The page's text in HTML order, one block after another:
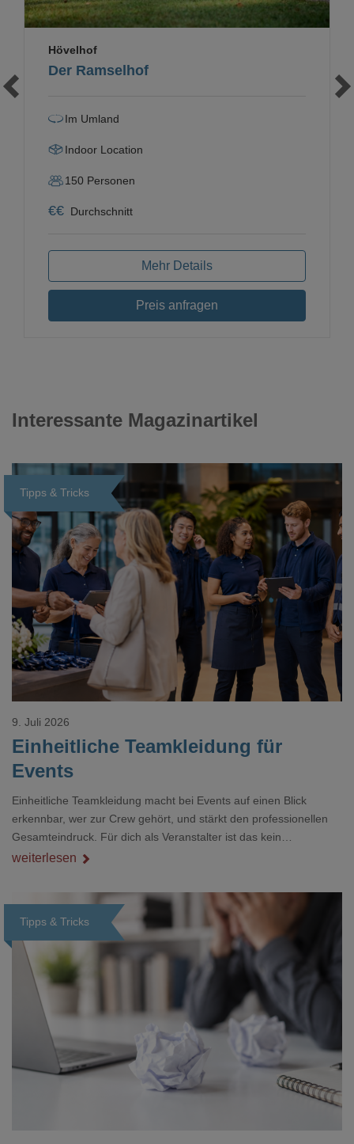
Der Ramselhof
Hövelhof
Im Umland
Indoor Location
150 Personen
€€ Durchschnitt
Mehr Details
Preis anfragen
Interessante Magazinartikel
Tipps & Tricks
Loading...
Einheitliche Teamkleidung für
Events
9. Juli 2026
Einheitliche Teamkleidung macht bei Events auf einen Blick
erkennbar, wer zur Crew gehört, und stärkt den professionellen
Gesamteindruck. Für dich als Veranstalter ist das kein
Nebenthema: Bei Textilien mit Stickerei oder mehreren
weiterlesen
Tipps & Tricks
Loading...